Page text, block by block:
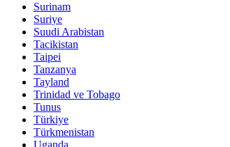
Surinam
Suriye
Suudi Arabistan
Tacikistan
Taipei
Tanzanya
Tayland
Trinidad ve Tobago
Tunus
Türkiye
Türkmenistan
Uganda